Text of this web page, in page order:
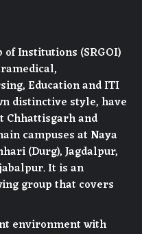
Institutions (SRGOI)
Education and ITI
distinctive style, have
Chhattisgarh and
campuses at Naya
(Durg), Jagdalpur,
It is an
group that covers
environment with